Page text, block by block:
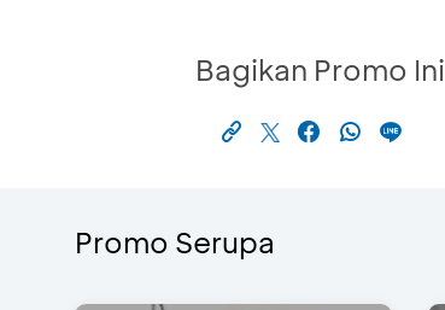
Bagikan Promo Ini
Promo Serupa